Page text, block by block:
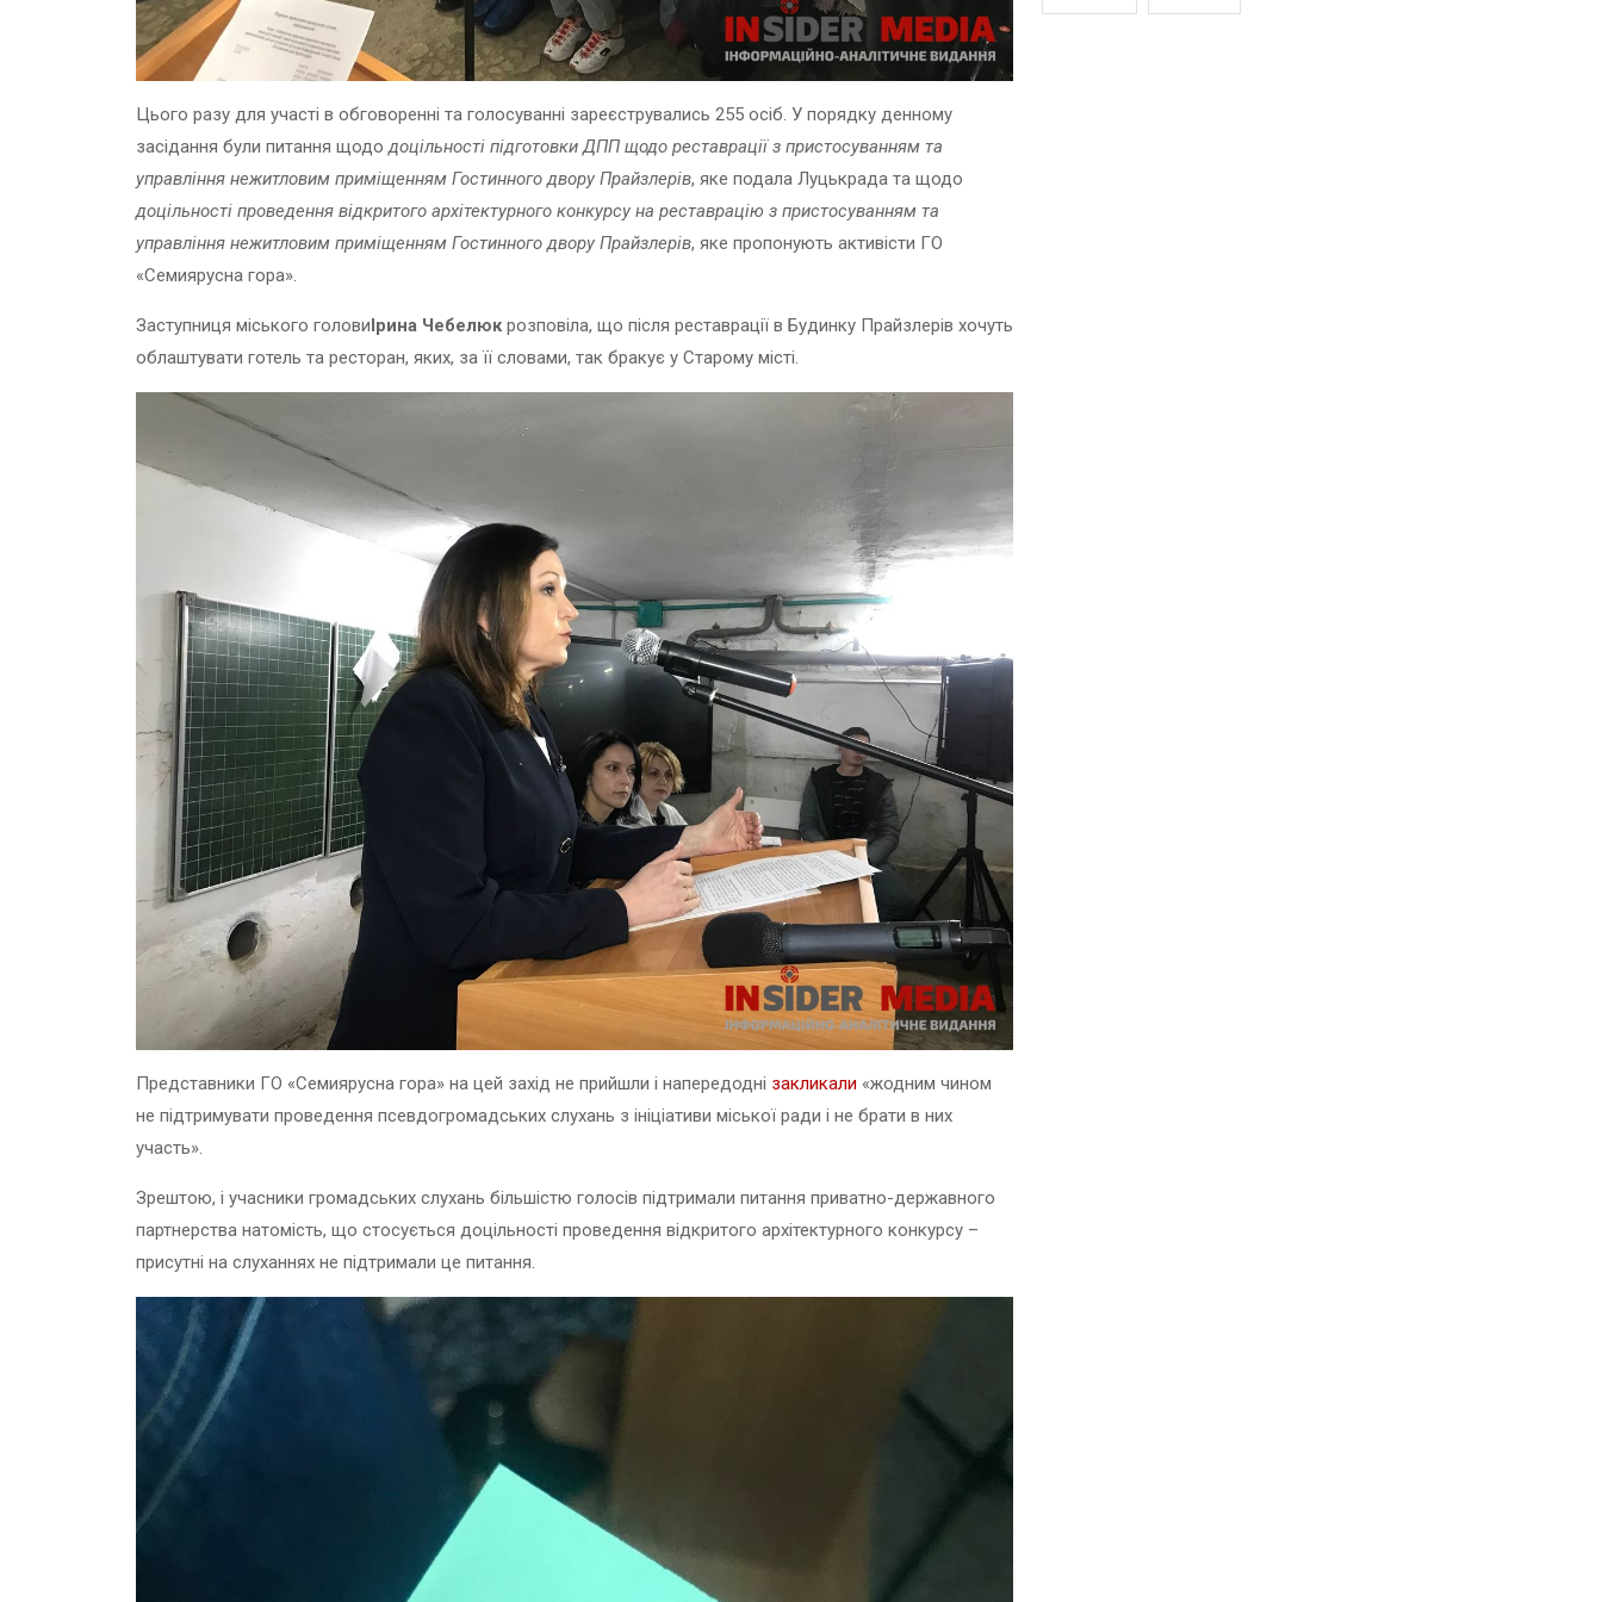
Цього разу для участі в обговоренні та голосуванні зареєструвались 255 осіб. У порядку денному
засідання були питання щододоцільності підготовки ДПП щодо реставрації з пристосуванням та
управління нежитловим приміщенням Гостинного двору Прайзлерів, яке подала Луцькрада та щодо
доцільності проведення відкритого архітектурного конкурсу на реставрацію з пристосуванням та
управління нежитловим приміщенням Гостинного двору Прайзлерів, яке пропонують активісти ГО
«Семиярусна гора».
Заступниця міського головиІрина Чебелюкрозповіла, що після реставрації в Будинку Прайзлерів хочуть
облаштувати готель та ресторан, яких, за її словами, так бракує у Старому місті.
Представники ГО «Семиярусна гора» на цей захід не прийшли і напередодні закликали «жодним чином
не підтримувати проведення псевдогромадських слухань з ініціативи міської ради і не брати в них
участь».
Зрештою, і учасники громадських слухань більшістю голосів підтримали питання приватно-державного
партнерства натомість, що стосується доцільності проведення відкритого архітектурного конкурсу –
присутні на слуханнях не підтримали це питання.